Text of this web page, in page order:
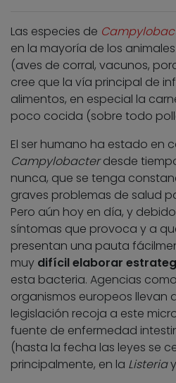
Las especies de
en la mayoría de los
(aves de corral, vacunos,
cree que la vía principal de
alimentos, en especial la
poco cocida (sobre todo
El ser humano ha estado en
Campylobacterdesde
nunca, que se tenga
graves problemas de salud
Pero aún hoy en día, y
síntomas que provoca y a
presentan una pauta
muy difícil elaborar
esta bacteria. Agencias como
organismos europeos llevan
legislación recoja a este
fuente de enfermedad
(hasta la fecha las leyes se
principalmente, en la Listeria